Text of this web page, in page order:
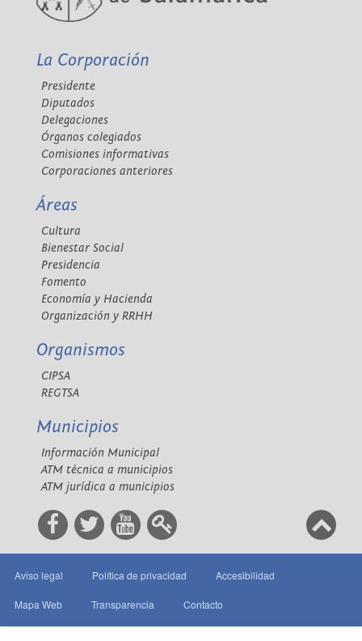
La Corporación
Presidente
Diputados
Delegaciones
Órganos colegiados
Comisiones informativas
Corporaciones anteriores
Áreas
Cultura
Bienestar Social
Presidencia
Fomento
Economía y Hacienda
Organización y RRHH
Organismos
CIPSA
REGTSA
Municipios
Información Municipal
ATM técnica a municipios
ATM jurídica a municipios
Aviso legal Política de privacidad Accesibilidad
Mapa Web Transparencia Contacto